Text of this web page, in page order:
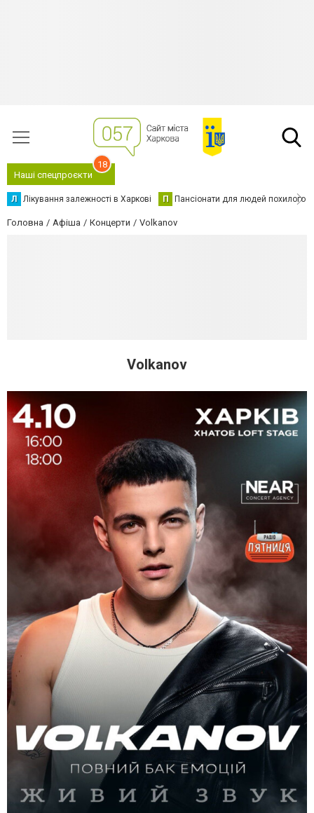
Наші спецпроєкти
18
Л Лікування залежності в Харкові П Пансіонати для людей похилого
Головна Афіша Концерти Volkanov
Volkanov